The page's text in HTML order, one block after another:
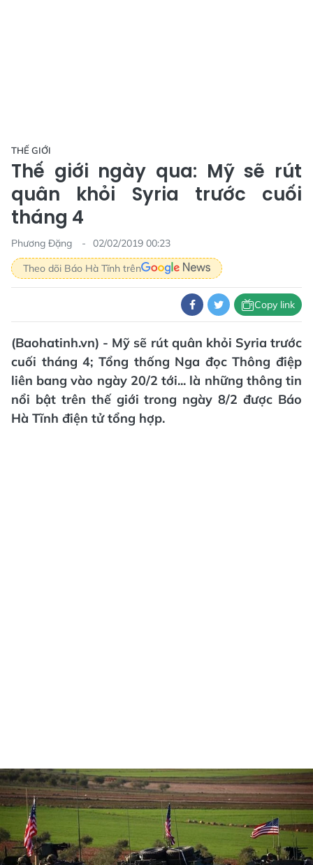
THẾ GIỚI
Thế giới ngày qua: Mỹ sẽ rút
quân khỏi Syria trước cuối
tháng 4
Phương Đặng
02/02/2019 00:23
Theo dõi Báo Hà Tĩnh trên
Copy link
(Baohatinh.vn) - Mỹ sẽ rút quân khỏi Syria trước
cuối tháng 4; Tổng thống Nga đọc Thông điệp
liên bang vào ngày 20/2 tới... là những thông tin
nổi bật trên thế giới trong ngày 8/2 được Báo
Hà Tĩnh điện tử tổng hợp.